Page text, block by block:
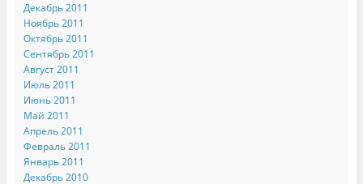
Декабрь 2011
Ноябрь 2011
Октябрь 2011
Сентябрь 2011
Август 2011
Июль 2011
Июнь 2011
Май 2011
Апрель 2011
Февраль 2011
Январь 2011
Декабрь 2010